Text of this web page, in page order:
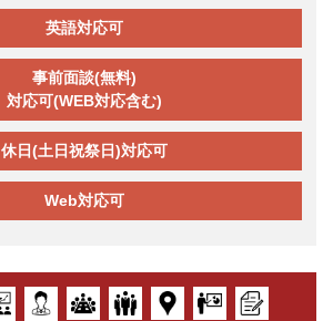
英語対応可
事前面談(無料)
対応可(WEB対応含む)
休日(土日祝祭日)対応可
Web対応可